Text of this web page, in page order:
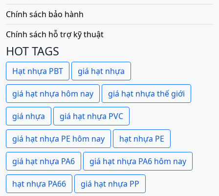
Chính sách bảo hành
Chính sách hỗ trợ kỹ thuật
HOT TAGS
Hạt nhựa PBT giá hạt nhựa
giá hạt nhựa hôm nay giá hạt nhựa thế giới
giá nhựa giá hạt nhựa PVC
giá hạt nhựa PE hôm nay hạt nhựa PE
giá hạt nhựa PA6 giá hạt nhựa PA6 hôm nay
hạt nhựa PA66 giá hạt nhựa PP